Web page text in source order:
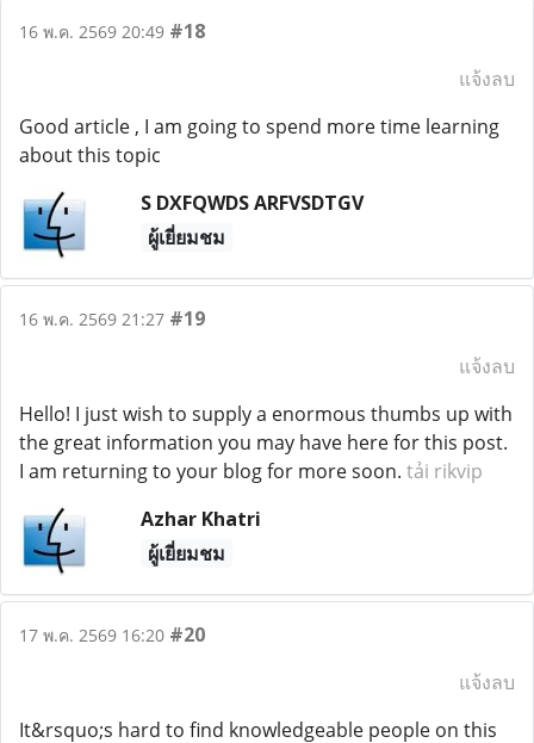
16 พ.ค. 2569 20:49 #18
แจ้งลบ
Good article , I am going to spend more time learning
about this topic
S DXFQWDS ARFVSDTGV
ผู้เยี่ยมชม
16 พ.ค. 2569 21:27 #19
แจ้งลบ
Hello! I just wish to supply a enormous thumbs up with
the great information you may have here for this post.
I am returning to your blog for more soon. tải rikvip
Azhar Khatri
ผู้เยี่ยมชม
17 พ.ค. 2569 16:20 #20
แจ้งลบ
It&rsquo;s hard to find knowledgeable people on this